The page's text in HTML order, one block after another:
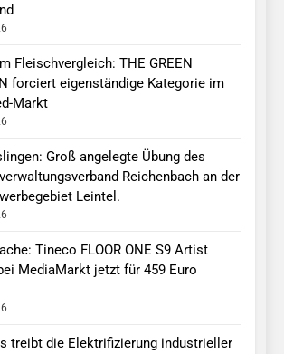
Fleischvergleich: THE GREEN
forciert eigenständige Kategorie im
Markt
Groß angelegte Übung des
Reichenbach an der
Leintel.
Tineco FLOOR ONE S9 Artist
MediaMarkt jetzt für 459 Euro
treibt die Elektrifizierung industrieller